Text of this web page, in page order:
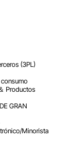
(3PL)
Productos
GRAN
Minorista